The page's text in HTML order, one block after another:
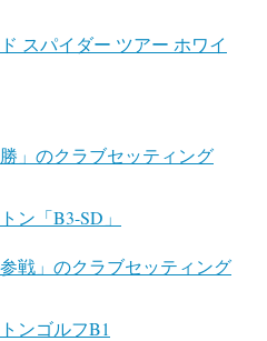
スパイダー ツアー ホワイ
」のクラブセッティング
ン「B3-SD」
戦」のクラブセッティング
ンゴルフB1